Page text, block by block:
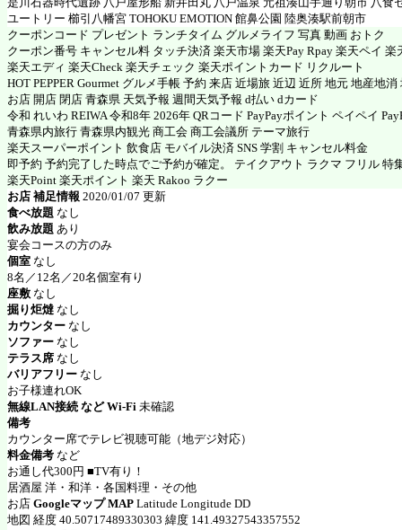
ユートリー 櫛引八幡宮 TOHOKU EMOTION 館鼻公園 陸奥湊駅前朝市
クーポンコード プレゼント ランチタイム グルメライフ 写真 動画 おトク
クーポン番号 キャンセル料 タッチ決済 楽天市場 楽天Pay Rpay 楽天ペイ 楽
楽天エディ 楽天Check 楽天チェック 楽天ポイントカード リクルート
HOT PEPPER Gourmet グルメ手帳 予約 来店 近場旅 近辺 近所 地元 地産地
お店 開店 閉店 青森県 天気予報 週間天気予報 d払い dカード
令和 れいわ REIWA 令和8年 2026年 QRコード PayPayポイント ペイペイ
青森県内旅行 青森県内観光 商工会 商工会議所 テーマ旅行
楽天スーパーポイント 飲食店 モバイル決済 SNS 学割 キャンセル料金
即予約 予約完了した時点でご予約が確定。 テイクアウト ラクマ フリル 特
楽天Point 楽天ポイント 楽天 Rakoo ラクー
お店 補足情報 2020/01/07 更新
食べ放題 なし
飲み放題 あり
宴会コースの方のみ
個室 なし
8名／12名／20名個室有り
座敷 なし
掘り炬燵 なし
カウンター なし
ソファー なし
テラス席 なし
バリアフリー なし
お子様連れOK
無線LAN接続 など Wi-Fi 未確認
備考
カウンター席でテレビ視聴可能（地デジ対応）
料金備考 など
お通し代300円 ■TV有り！
居酒屋 洋・和洋・各国料理・その他
お店 Googleマップ MAP Latitude Longitude DD
地図 経度 40.50717489330303 緯度 141.49327543357552